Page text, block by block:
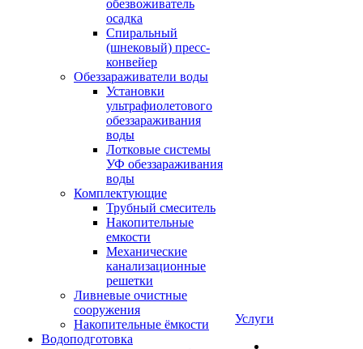
обезвоживатель
осадка
Спиральный
(шнековый) пресс-
конвейер
Обеззараживатели воды
Установки
ультрафиолетового
обеззараживания
воды
Лотковые системы
УФ обеззараживания
воды
Комплектующие
Трубный смеситель
Накопительные
емкости
Механические
канализационные
решетки
Ливневые очистные
сооружения
Накопительные ёмкости
Водоподготовка
Услуги